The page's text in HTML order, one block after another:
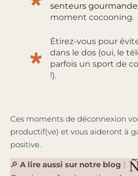
senteurs
moment cocooning.
Étirez-vous pour
dans le dos (oui, le
parfois un sport de
!).
Ces moments de déconnexion
productif(ve) et vous aideront à
positive.
🔎 A lire aussi sur notre blog |